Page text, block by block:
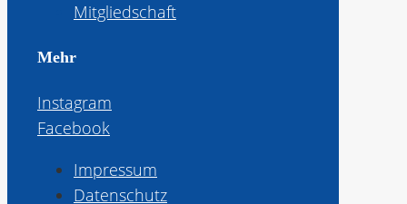
Mitgliedschaft
Mehr
Instagram
Facebook
Impressum
Datenschutz